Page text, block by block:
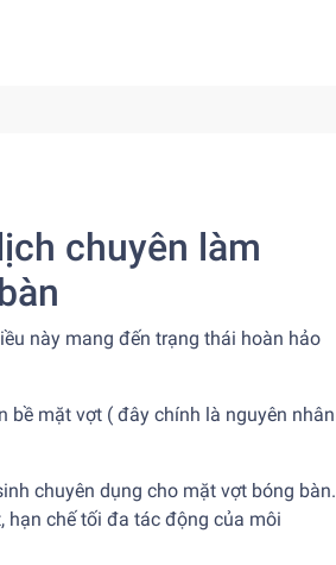
chuyên làm
này mang đến trạng thái hoàn hảo
bề mặt vợt ( đây chính là nguyên nhân
chuyên dụng cho mặt vợt bóng bàn.
hạn chế tối đa tác động của môi